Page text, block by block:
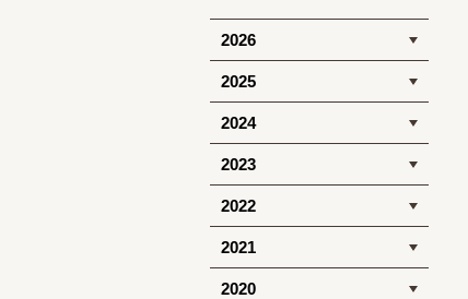
2026
2025
2024
2023
2022
2021
2020